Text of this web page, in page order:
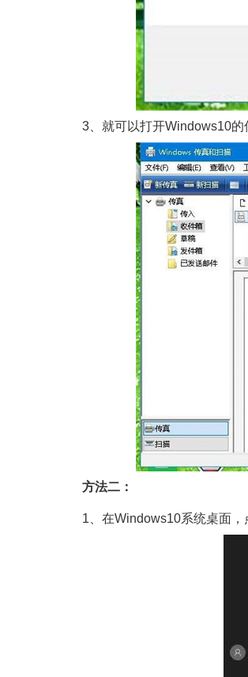
3、就可以打开Windows10的
方法二：
1、在Windows10系统桌面，点